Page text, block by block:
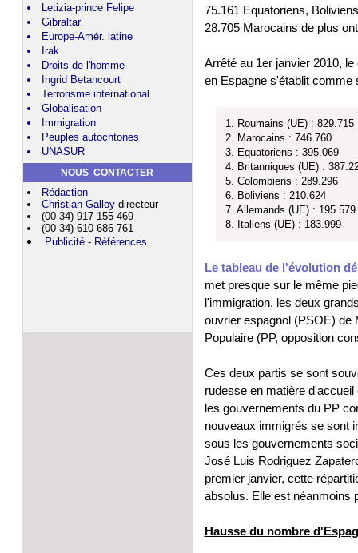
75.161 Equatoriens,
28.705 Marocains de plus
Arrêté au 1er janvier 2010,
en Espagne s'établit comme
1. Roumains (UE) : 829.715
2. Marocains : 746.760
3. Equatoriens : 395.069
4. Britanniques (UE) :
5. Colombiens : 289.296
6. Boliviens : 210.624
7. Allemands (UE) : 195.579
8. Italiens (UE) : 183.999
Le tableau de l'évolution
met presque sur le même
l'immigration, les deux
ouvrier espagnol (PSOE) de
Populaire (PP, opposition
Ces deux partis se sont
rudesse en matière
les gouvernements du PP
nouveaux immigrés se sont
sous les gouvernements
José Luis Rodriguez
premier janvier, cette
absolus. Elle est néanmoins
Hausse du nombre
Letizia-prince Felipe
Gibraltar
Europe-Amér. latine
Irak
Droits de l'homme
Ingrid Betancourt
Terrorisme international
Globalisation
Immigration
Peuples autochtones
UNASUR
NOUS CONTACTER
Rédaction
Christian Galloydirecteur
(00 34) 917 155 469
(00 34) 610 686 761
Publicité- Références